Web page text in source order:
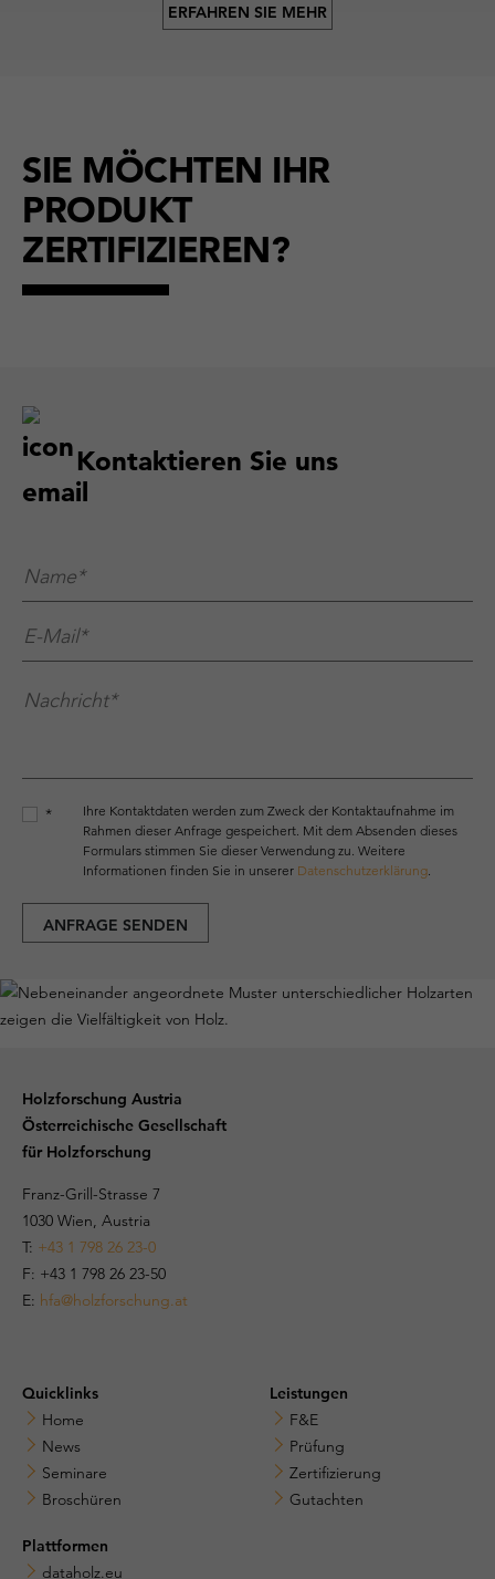
ERFAHREN SIE MEHR
SIE MÖCHTEN IHR
PRODUKT
ZERTIFIZIEREN?
Kontaktieren Sie uns
Name**
E-Mail**
Nachricht**
*
Ihre Kontaktdaten werden zum Zweck der Kontaktaufnahme im
Rahmen dieser Anfrage gespeichert. Mit dem Absenden dieses
Formulars stimmen Sie dieser Verwendung zu. Weitere
Informationen finden Sie in unserer Datenschutzerklärung.
ANFRAGE SENDEN
Holzforschung Austria
Österreichische Gesellschaft
für Holzforschung
Franz-Grill-Strasse 7
1030 Wien, Austria
T: +43 1 798 26 23-0
​​F: +43 1 798 26 23-50
E: hfa@holzforschung.at
Quicklinks
Home
News
Seminare
Broschüren
Leistungen
F&E
Prüfung
Zertifizierung
Gutachten
Plattformen
dataholz.eu